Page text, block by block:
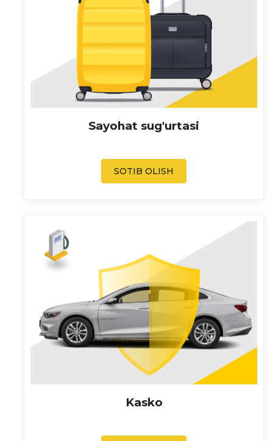
Sayohat sug'urtasi
SOTIB OLISH
Kasko